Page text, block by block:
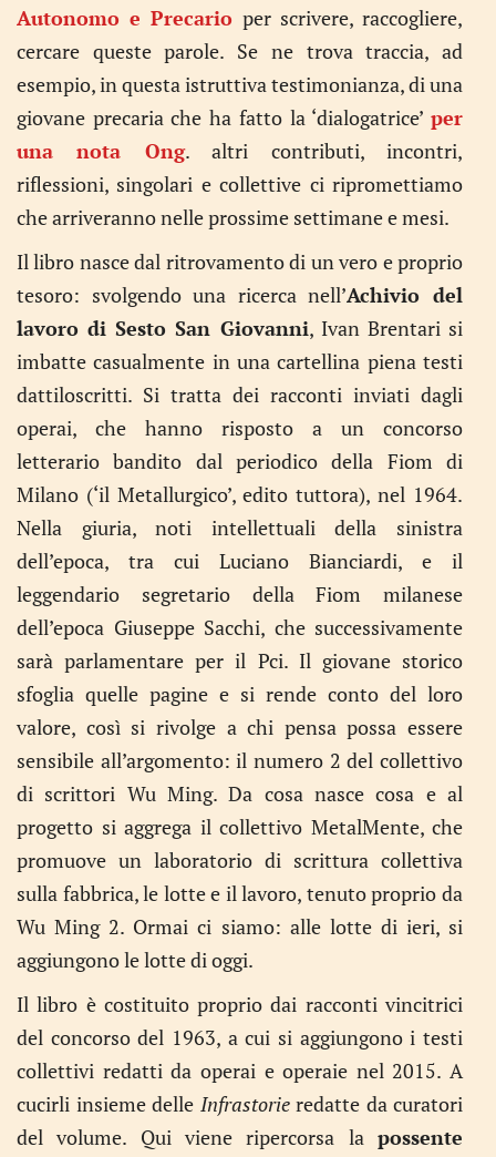
Autonomo e Precario per scrivere, raccogliere,
cercare queste parole. Se ne trova traccia, ad
esempio, in questa istruttiva testimonianza, di una
giovane precaria che ha fatto la ‘dialogatrice’ per
una nota Ong. altri contributi, incontri,
riflessioni, singolari e collettive ci ripromettiamo
che arriveranno nelle prossime settimane e mesi.
Il libro nasce dal ritrovamento di un vero e proprio
tesoro: svolgendo una ricerca nell’Achivio del
lavoro di Sesto San Giovanni, Ivan Brentari si
imbatte casualmente in una cartellina piena testi
dattiloscritti. Si tratta dei racconti inviati dagli
operai, che hanno risposto a un concorso
letterario bandito dal periodico della Fiom di
Milano (‘il Metallurgico’, edito tuttora), nel 1964.
Nella giuria, noti intellettuali della sinistra
dell’epoca, tra cui Luciano Bianciardi, e il
leggendario segretario della Fiom milanese
dell’epoca Giuseppe Sacchi, che successivamente
sarà parlamentare per il Pci. Il giovane storico
sfoglia quelle pagine e si rende conto del loro
valore, così si rivolge a chi pensa possa essere
sensibile all’argomento: il numero 2 del collettivo
di scrittori Wu Ming. Da cosa nasce cosa e al
progetto si aggrega il collettivo MetalMente, che
promuove un laboratorio di scrittura collettiva
sulla fabbrica, le lotte e il lavoro, tenuto proprio da
Wu Ming 2. Ormai ci siamo: alle lotte di ieri, si
aggiungono le lotte di oggi.
Il libro è costituito proprio dai racconti vincitrici
del concorso del 1963, a cui si aggiungono i testi
collettivi redatti da operai e operaie nel 2015. A
cucirli insieme delle Infrastorieredatte da curatori
del volume. Qui viene ripercorsa la possente